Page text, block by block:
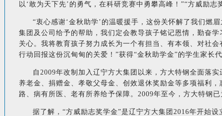
以‘敢为天下先’的勇气，在科研竞赛中勇攀高峰！”“方威励
“衷心感谢‘金秋助学’的温暖援手，这份关怀解了我们燃
集团及公司给予的帮助，我们定会教导孩子铭记恩情，勤奋
关心。我将教育孩子努力成长为一个有担当、有本领、对社
行动回报这份沉甸甸的关爱！”获得“金秋助学金”的学生家长
自2009年改制加入辽宁方大集团以来，方大特钢全面落
养老金、捐赠金、孝敬父母金、创效退休奖励金等多项福利
路、病有所医、老有所养给予保障。2009年至今，方大特钢
据了解，“方威励志奖学金”是辽宁方大集团2016年开始